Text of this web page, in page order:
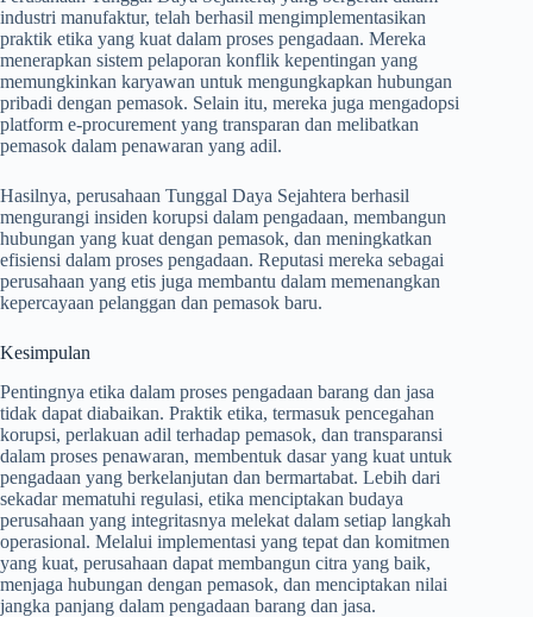
industri manufaktur, telah berhasil mengimplementasikan
praktik etika yang kuat dalam proses pengadaan. Mereka
menerapkan sistem pelaporan konflik kepentingan yang
memungkinkan karyawan untuk mengungkapkan hubungan
pribadi dengan pemasok. Selain itu, mereka juga mengadopsi
platform e-procurement yang transparan dan melibatkan
pemasok dalam penawaran yang adil.
Hasilnya, perusahaan Tunggal Daya Sejahtera berhasil
mengurangi insiden korupsi dalam pengadaan, membangun
hubungan yang kuat dengan pemasok, dan meningkatkan
efisiensi dalam proses pengadaan. Reputasi mereka sebagai
perusahaan yang etis juga membantu dalam memenangkan
kepercayaan pelanggan dan pemasok baru.
Kesimpulan
Pentingnya etika dalam proses pengadaan barang dan jasa
tidak dapat diabaikan. Praktik etika, termasuk pencegahan
korupsi, perlakuan adil terhadap pemasok, dan transparansi
dalam proses penawaran, membentuk dasar yang kuat untuk
pengadaan yang berkelanjutan dan bermartabat. Lebih dari
sekadar mematuhi regulasi, etika menciptakan budaya
perusahaan yang integritasnya melekat dalam setiap langkah
operasional. Melalui implementasi yang tepat dan komitmen
yang kuat, perusahaan dapat membangun citra yang baik,
menjaga hubungan dengan pemasok, dan menciptakan nilai
jangka panjang dalam pengadaan barang dan jasa.